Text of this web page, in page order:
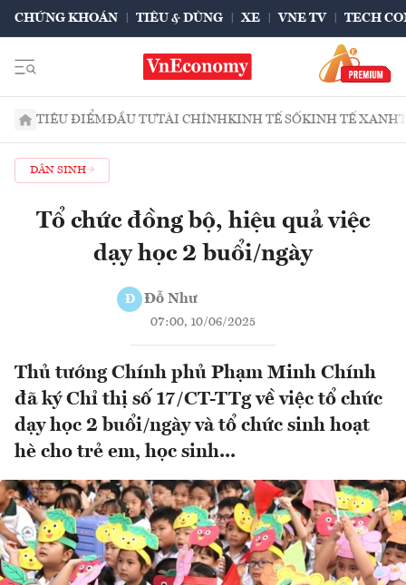
CHỨNG KHOÁN TIÊU & DÙNG XE VNE TV TECH
TIÊU ĐIỂMĐẦU TƯTÀI CHÍNHKINH TẾ SỐKINH TẾ XANH
DÂN SINH
Tổ chức đồng bộ, hiệu quả việc
dạy học 2 buổi/ngày
Đ Đỗ Như
07:00, 10/06/2025
Thủ tướng Chính phủ Phạm Minh Chính
đã ký Chỉ thị số 17/CT-TTg về việc tổ chức
dạy học 2 buổi/ngày và tổ chức sinh hoạt
hè cho trẻ em, học sinh...